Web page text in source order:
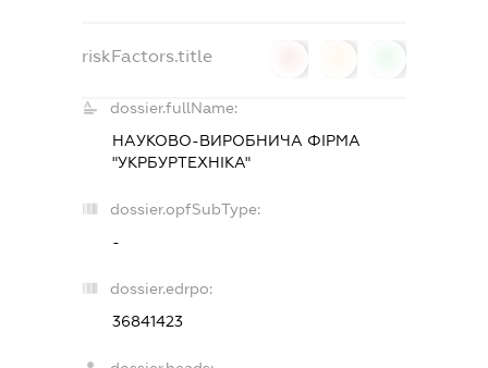
riskFactors.title
dossier.fullName:
НАУКОВО-ВИРОБНИЧА ФІРМА
"УКРБУРТЕХНІКА"
dossier.opfSubType:
-
dossier.edrpo:
36841423